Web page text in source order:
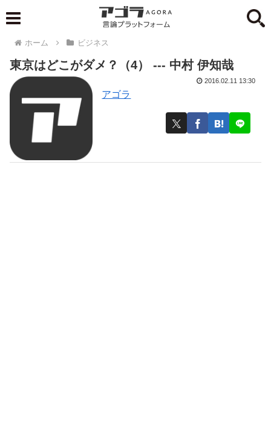
ホーム ビジネス
東京はどこがダメ？（4） --- 中村 伊知哉
アゴラ
2016.02.11 13:30